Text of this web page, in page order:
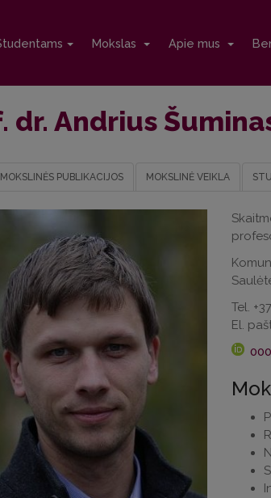
Mokslas Apie mus
dr. Andrius
MOKSLINĖS PUBLIKACIJOS MOKSLINĖ VEIKLA
Tel.
El.